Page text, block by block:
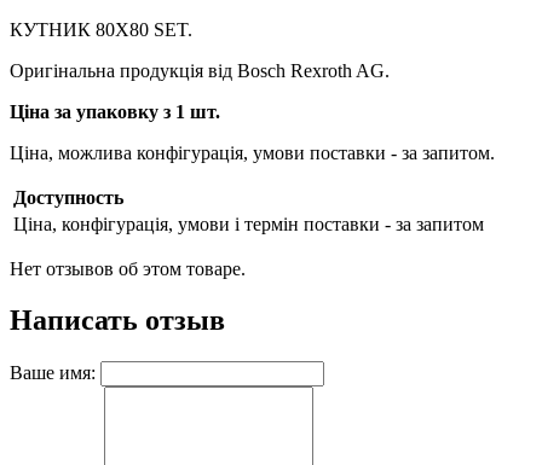
КУТНИК 80X80 SET.
Оригінальна продукція від Bosch Rexroth AG.
Ціна за упаковку з 1 шт.
Ціна, можлива конфігурація, умови поставки - за запитом.
Доступность
Ціна, конфігурація, умови і термін поставки - за запитом
Нет отзывов об этом товаре.
Написать отзыв
Ваше имя: